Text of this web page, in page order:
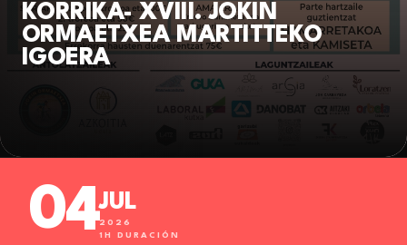
KORRIKA- XVIII. JOKIN
ORMAETXEA MARTITTEKO
IGOERA
04JUL
2026
1H DURACIÓN